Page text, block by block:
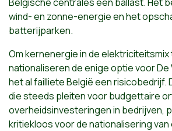
wind- en zonne-energie en het
batterijparken.
Om kernenergie in de elektriciteitsmix
nationaliseren de enige optie voor De
het al failliete België een risicobedrijf.
die steeds pleiten voor budgettaire
overheidsinvesteringen in bedrijven,
kritiekloos voor de nationalisering van